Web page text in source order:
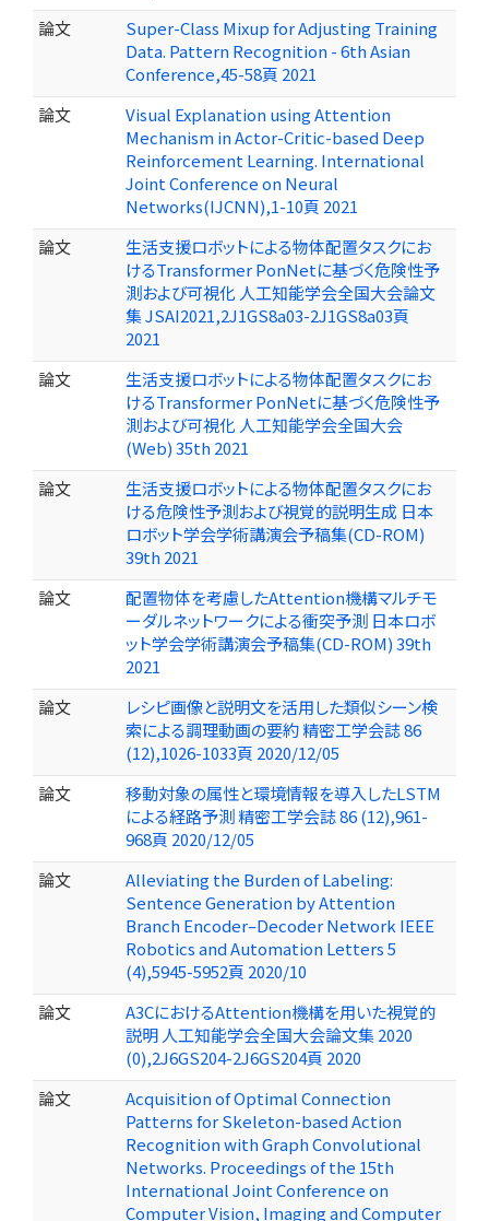
論文
Super-Class Mixup for Adjusting Training
Data. Pattern Recognition - 6th Asian
Conference,45-58頁 2021
論文
Visual Explanation using Attention
Mechanism in Actor-Critic-based Deep
Reinforcement Learning. International
Joint Conference on Neural
Networks(IJCNN),1-10頁 2021
論文
生活支援ロボットによる物体配置タスクにお
けるTransformer PonNetに基づく危険性予
測および可視化 人工知能学会全国大会論文
集 JSAI2021,2J1GS8a03-2J1GS8a03頁
2021
論文
生活支援ロボットによる物体配置タスクにお
けるTransformer PonNetに基づく危険性予
測および可視化 人工知能学会全国大会
(Web) 35th 2021
論文
生活支援ロボットによる物体配置タスクにお
ける危険性予測および視覚的説明生成 日本
ロボット学会学術講演会予稿集(CD-ROM)
39th 2021
論文
配置物体を考慮したAttention機構マルチモ
ーダルネットワークによる衝突予測 日本ロボ
ット学会学術講演会予稿集(CD-ROM) 39th
2021
論文
レシピ画像と説明文を活用した類似シーン検
索による調理動画の要約 精密工学会誌 86
(12),1026-1033頁 2020/12/05
論文
移動対象の属性と環境情報を導入したLSTM
による経路予測 精密工学会誌 86 (12),961-
968頁 2020/12/05
論文
Alleviating the Burden of Labeling:
Sentence Generation by Attention
Branch Encoder–Decoder Network IEEE
Robotics and Automation Letters 5
(4),5945-5952頁 2020/10
論文
A3CにおけるAttention機構を用いた視覚的
説明 人工知能学会全国大会論文集 2020
(0),2J6GS204-2J6GS204頁 2020
論文
Acquisition of Optimal Connection
Patterns for Skeleton-based Action
Recognition with Graph Convolutional
Networks. Proceedings of the 15th
International Joint Conference on
Computer Vision, Imaging and Computer